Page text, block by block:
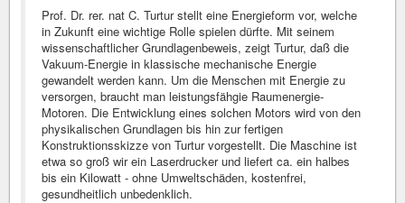
Prof. Dr. rer. nat C. Turtur stellt eine Energieform vor, welche
in Zukunft eine wichtige Rolle spielen dürfte. Mit seinem
wissenschaftlicher Grundlagenbeweis, zeigt Turtur, daß die
Vakuum-Energie in klassische mechanische Energie
gewandelt werden kann. Um die Menschen mit Energie zu
versorgen, braucht man leistungsfähgie Raumenergie-
Motoren. Die Entwicklung eines solchen Motors wird von den
physikalischen Grundlagen bis hin zur fertigen
Konstruktionsskizze von Turtur vorgestellt. Die Maschine ist
etwa so groß wir ein Laserdrucker und liefert ca. ein halbes
bis ein Kilowatt - ohne Umweltschäden, kostenfrei,
gesundheitlich unbedenklich.